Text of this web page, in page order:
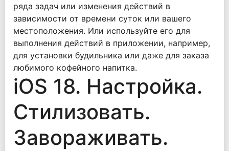
ряда задач или изменения действий в
зависимости от времени суток или вашего
местоположения. Или используйте его для
выполнения действий в приложении, например,
для установки будильника или даже для заказа
любимого кофейного напитка.
iOS 18. Настройка.
Стилизовать.
Завораживать.